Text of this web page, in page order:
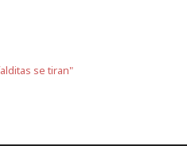
se tiran"